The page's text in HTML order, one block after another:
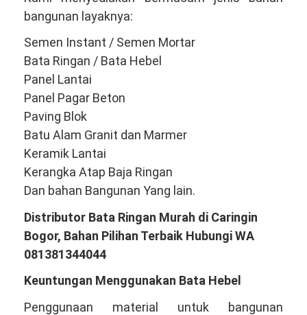
bangunan layaknya:
Semen Instant / Semen Mortar
Bata Ringan / Bata Hebel
Panel Lantai
Panel Pagar Beton
Paving Blok
Batu Alam Granit dan Marmer
Keramik Lantai
Kerangka Atap Baja Ringan
Dan bahan Bangunan Yang lain.
Distributor Bata Ringan Murah di Caringin
Bogor, Bahan Pilihan Terbaik Hubungi WA
081381344044
Keuntungan Menggunakan Bata Hebel
Penggunaan material untuk bangunan